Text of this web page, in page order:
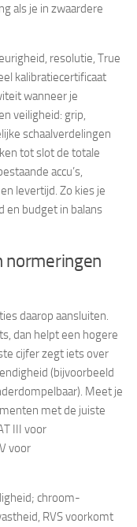
als je in zwaardere
resolutie, True
kalibratiecertificaat
wanneer je
veiligheid: grip,
schaalverdelingen
tot slot de totale
accu’s,
levertijd. Zo kies je
en budget in balans
normeringen
daarop aansluiten.
dan helpt een hogere
cijfer zegt iets over
(bijvoorbeeld
Meet je
met de juiste
III voor
voor
chroom-
RVS voorkomt